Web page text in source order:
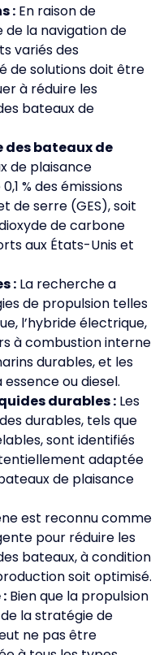
: En raison de
de la navigation de
variés des
de solutions doit être
à réduire les
bateaux de
des bateaux de
de plaisance
% des émissions
de serre (GES), soit
de carbone
aux États-Unis et
: La recherche a
de propulsion telles
l’hybride électrique,
à combustion interne
durables, et les
ou diesel.
durables : Les
durables, tels que
sont identifiés
adaptée
de plaisance
est reconnu comme
pour réduire les
bateaux, à condition
soit optimisé.
Bien que la propulsion
la stratégie de
ne pas être